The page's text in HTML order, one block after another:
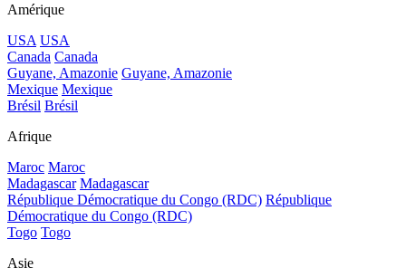
Amérique
USA USA
Canada Canada
Guyane, Amazonie Guyane, Amazonie
Mexique Mexique
Brésil Brésil
Afrique
Maroc Maroc
Madagascar Madagascar
République Démocratique du Congo (RDC) République
Démocratique du Congo (RDC)
Togo Togo
Asie